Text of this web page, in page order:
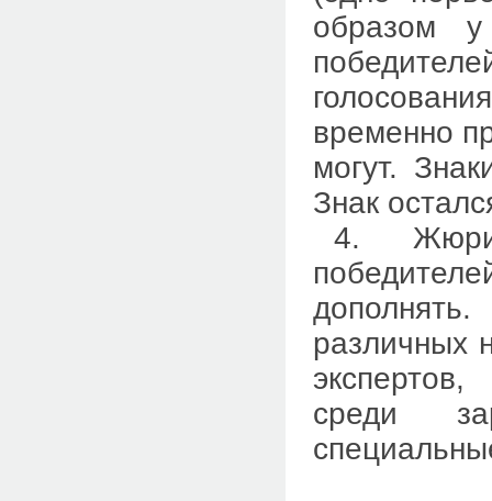
образом
временно
могут.
Знак
4.
различных
среди